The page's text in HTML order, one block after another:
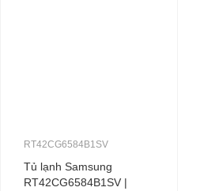
RT42CG6584B1SV
Tủ lạnh Samsung
RT42CG6584B1SV |